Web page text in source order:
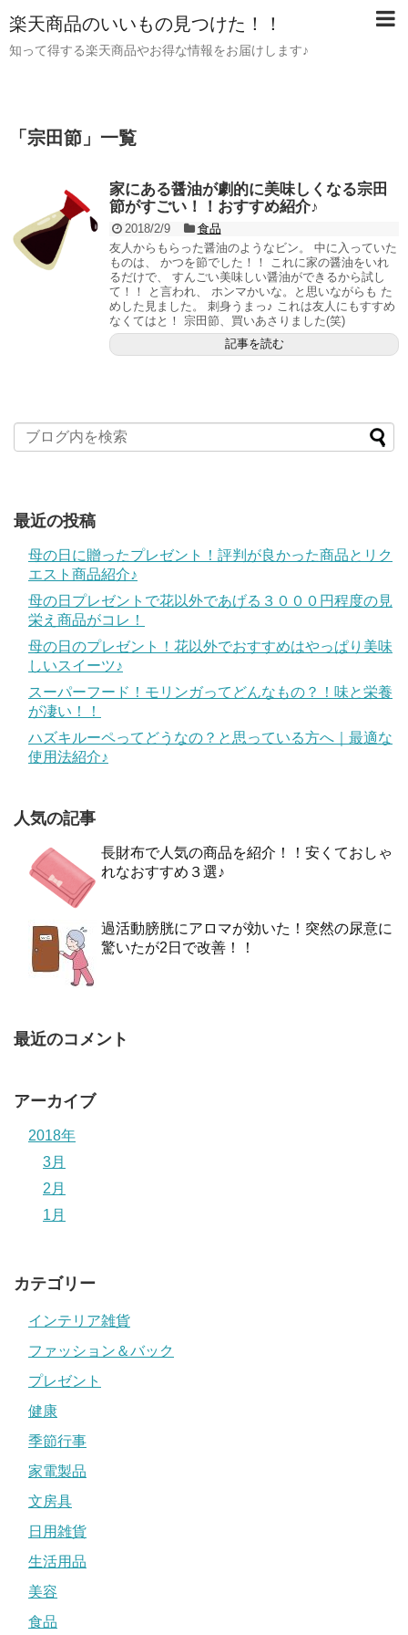
楽天商品のいいもの見つけた！！
知って得する楽天商品やお得な情報をお届けします♪
「 宗田節 」 一覧
家にある醤油が劇的に美味しくなる宗田
節がすごい！！おすすめ紹介♪
2018/2/9
食品
友人からもらった醤油のようなビン。 中に入っていた
ものは、 かつを節でした！！ これに家の醤油をいれ
るだけで、 すんごい美味しい醤油ができるから試し
て！！ と言われ、 ホンマかいな。と思いながらも た
めした見ました。 刺身うまっ♪ これは友人にもすすめ
なくてはと！ 宗田節、買いあさりました(笑)
記事を読む
最近の投稿
母の日に贈ったプレゼント！評判が良かった商品とリク
エスト商品紹介♪
母の日プレゼントで花以外であげる３０００円程度の見
栄え商品がコレ！
母の日のプレゼント！花以外でおすすめはやっぱり美味
しいスイーツ♪
スーパーフード！モリンガってどんなもの？！味と栄養
が凄い！！
ハズキルーペってどうなの？と思っている方へ｜最適な
使用法紹介♪
人気の記事
長財布で人気の商品を紹介！！安くておしゃ
れなおすすめ３選♪
過活動膀胱にアロマが効いた！突然の尿意に
驚いたが2日で改善！！
最近のコメント
アーカイブ
2018年
3月
2月
1月
カテゴリー
インテリア雑貨
ファッション＆バック
プレゼント
健康
季節行事
家電製品
文房具
日用雑貨
生活用品
美容
食品